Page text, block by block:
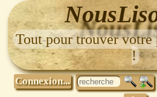
Tout pour trouver votre
!
Connexion...